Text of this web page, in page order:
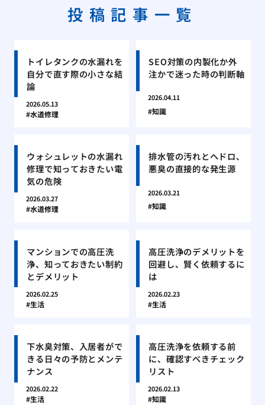
投稿記事一覧
トイレタンクの水漏れを
自分で直す際の小さな結
論
2026.05.13
水道修理
SEO対策の内製化か外
注かで迷った時の判断軸
2026.04.11
知識
ウォシュレットの水漏れ
修理で知っておきたい電
気の危険
2026.03.27
水道修理
排水管の汚れとヘドロ、
悪臭の直接的な発生源
2026.03.21
知識
マンションでの高圧洗
浄、知っておきたい制約
とデメリット
2026.02.25
生活
高圧洗浄のデメリットを
回避し、賢く依頼するに
は
2026.02.23
生活
下水臭対策、入居者がで
きる日々の予防とメンテ
ナンス
2026.02.22
生活
高圧洗浄を依頼する前
に、確認すべきチェック
リスト
2026.02.13
知識